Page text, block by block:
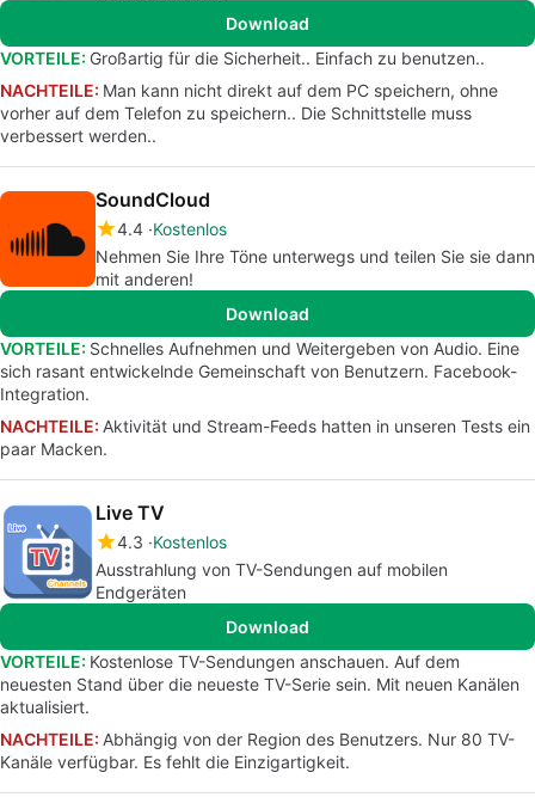
Download
VORTEILE: Großartig für die Sicherheit.. Einfach zu benutzen..
NACHTEILE: Man kann nicht direkt auf dem PC speichern, ohne
vorher auf dem Telefon zu speichern.. Die Schnittstelle muss
verbessert werden..
SoundCloud
4.4 Kostenlos
Nehmen Sie Ihre Töne unterwegs und teilen Sie sie dann
mit anderen!
Download
VORTEILE: Schnelles Aufnehmen und Weitergeben von Audio. Eine
sich rasant entwickelnde Gemeinschaft von Benutzern. Facebook-
Integration.
NACHTEILE: Aktivität und Stream-Feeds hatten in unseren Tests ein
paar Macken.
Live TV
4.3 Kostenlos
Ausstrahlung von TV-Sendungen auf mobilen
Endgeräten
Download
VORTEILE: Kostenlose TV-Sendungen anschauen. Auf dem
neuesten Stand über die neueste TV-Serie sein. Mit neuen Kanälen
aktualisiert.
NACHTEILE: Abhängig von der Region des Benutzers. Nur 80 TV-
Kanäle verfügbar. Es fehlt die Einzigartigkeit.